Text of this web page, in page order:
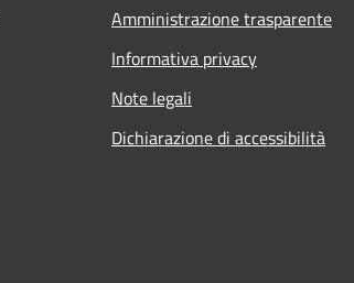
Amministrazione trasparente
Informativa privacy
Note legali
Dichiarazione di accessibilità